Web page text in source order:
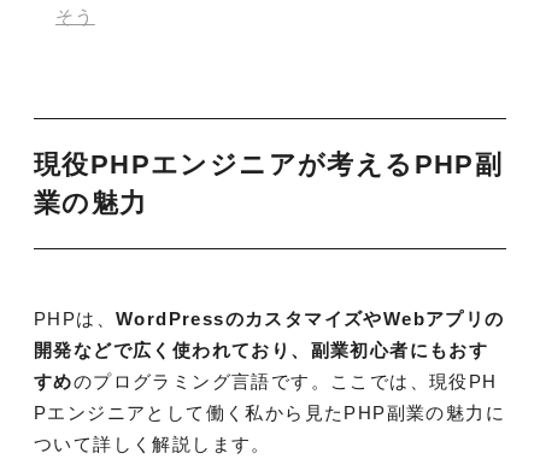
そう
現役PHPエンジニアが考えるPHP副
業の魅力
PHPは、 WordPressのカスタマイズやWebアプリの
開発などで広く使われており、副業初心者にもおす
すめのプログラミング言語です。ここでは、現役PH
Pエンジニアとして働く私から見たPHP副業の魅力に
ついて詳しく解説します。